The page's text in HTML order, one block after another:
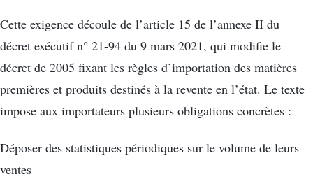
Cette exigence découle de l’article 15 de l’annexe II du
décret exécutif n° 21-94 du 9 mars 2021, qui modifie le
décret de 2005 fixant les règles d’importation des matières
premières et produits destinés à la revente en l’état. Le texte
impose aux importateurs plusieurs obligations concrètes :
Déposer des statistiques périodiques sur le volume de leurs
ventes